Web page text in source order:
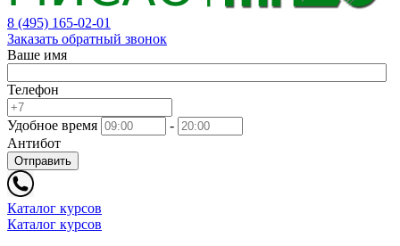
8 (495) 165-02-01
Заказать обратный звонок
Ваше имя
Телефон
Удобное время
-
Антибот
Отправить
Каталог курсов
Каталог курсов